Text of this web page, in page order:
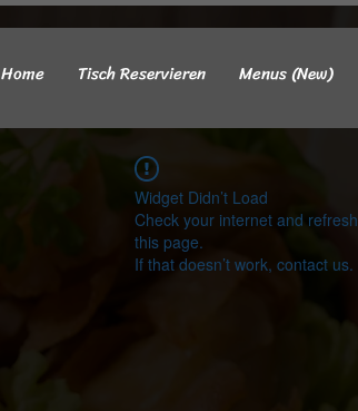
Home Tisch Reservieren Menus (New)
Widget Didn’t Load
Check your internet and refresh
this page.
If that doesn’t work, contact us.